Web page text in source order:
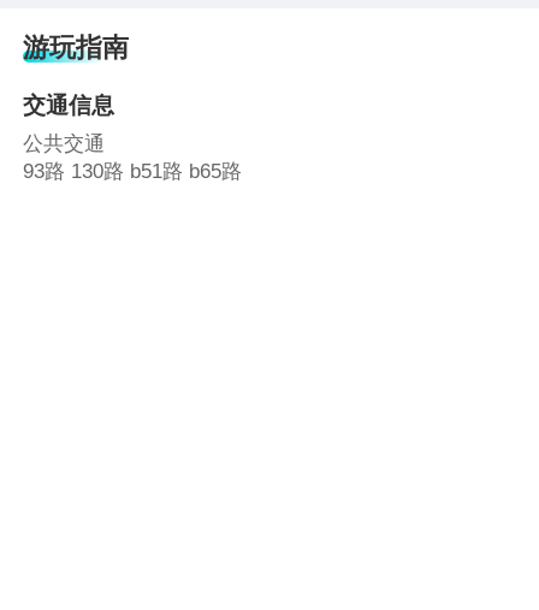
游玩指南
交通信息
公共交通
93路 130路 b51路 b65路